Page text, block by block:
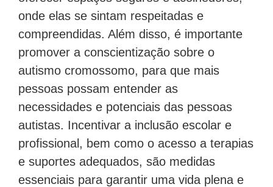
onde elas se sintam respeitadas e
compreendidas. Além disso, é importante
promover a conscientização sobre o
autismo cromossomo, para que mais
pessoas possam entender as
necessidades e potenciais das pessoas
autistas. Incentivar a inclusão escolar e
profissional, bem como o acesso a terapias
e suportes adequados, são medidas
essenciais para garantir uma vida plena e